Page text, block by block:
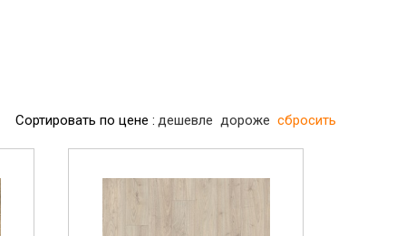
Сортировать по цене : дешевле дороже сбросить